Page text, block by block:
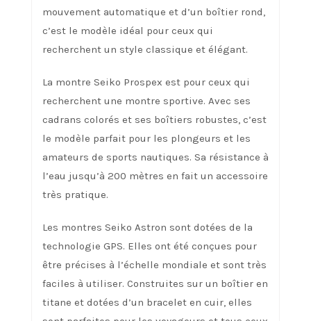
mouvement automatique et d’un boîtier rond,
c’est le modèle idéal pour ceux qui
recherchent un style classique et élégant.
La montre Seiko Prospex est pour ceux qui
recherchent une montre sportive. Avec ses
cadrans colorés et ses boîtiers robustes, c’est
le modèle parfait pour les plongeurs et les
amateurs de sports nautiques. Sa résistance à
l’eau jusqu’à 200 mètres en fait un accessoire
très pratique.
Les montres Seiko Astron sont dotées de la
technologie GPS. Elles ont été conçues pour
être précises à l’échelle mondiale et sont très
faciles à utiliser. Construites sur un boîtier en
titane et dotées d’un bracelet en cuir, elles